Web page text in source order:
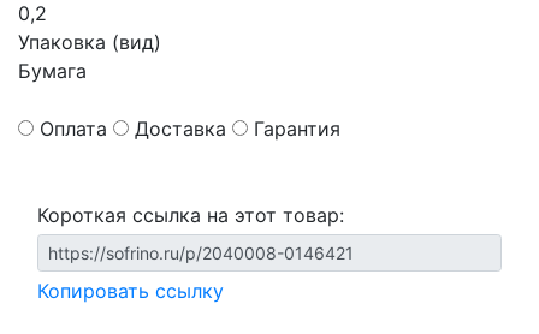
0,2
Упаковка (вид)
Бумага
Оплата Доставка Гарантия
Короткая ссылка на этот товар:
Копировать ссылку